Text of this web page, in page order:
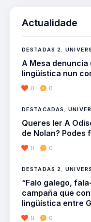
Actualidade
DESTADAS 2 ,
A Mesa
lingüística nun
0 0
DESTACADAS ,
Queres ler A
de Nolan? Podes
0 0
DESTADAS 2 ,
“Falo galego,
campaña que
lingüística entre
0 0